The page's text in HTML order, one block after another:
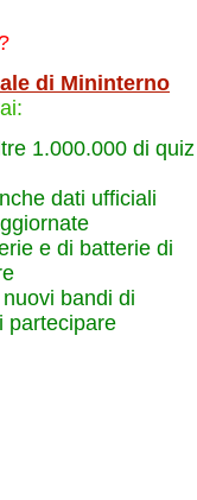
di Mininterno
1.000.000 di quiz
dati ufficiali
e di batterie di
bandi di
partecipare